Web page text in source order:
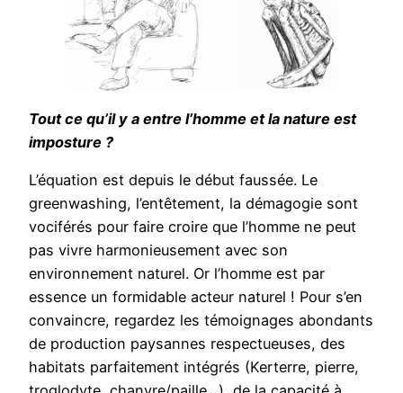
Tout ce qu’il y a entre l’homme et la nature est
imposture ?
L’équation est depuis le début faussée. Le
greenwashing, l’entêtement, la démagogie sont
vociférés pour faire croire que l’homme ne peut
pas vivre harmonieusement avec son
environnement naturel. Or l’homme est par
essence un formidable acteur naturel ! Pour s’en
convaincre, regardez les témoignages abondants
de production paysannes respectueuses, des
habitats parfaitement intégrés (Kerterre, pierre,